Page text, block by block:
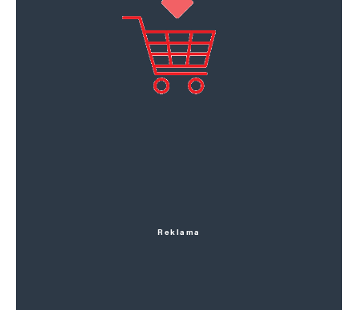
Reklama